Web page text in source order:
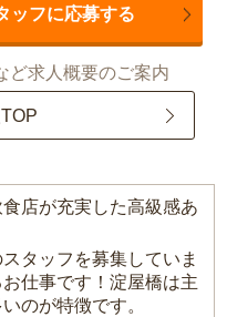
ッフに応募する
ど求人概要のご案内
店が充実した高級感あ
タッフを募集していま
仕事です！淀屋橋は主
のが特徴です。